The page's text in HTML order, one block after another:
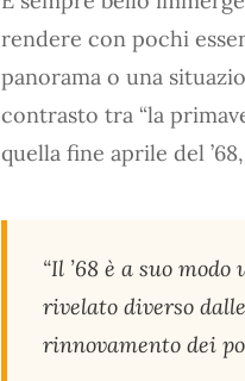
rendere con pochi
panorama o una
contrasto tra “la
quella fine aprile del
“Il ’68 è a suo
rivelato diverso
rinnovamento dei